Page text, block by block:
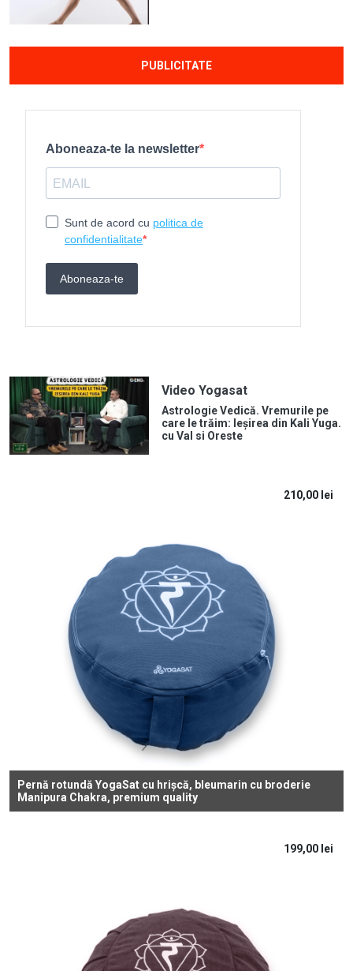
PUBLICITATE
Video Yogasat
Astrologie Vedică. Vremurile pe
care le trăim: Ieșirea din Kali Yuga.
cu Val si Oreste
Pernă rotundă YogaSat cu hrișcă, bleumarin cu broderie
Manipura Chakra, premium quality
210,00 lei
199,00 lei